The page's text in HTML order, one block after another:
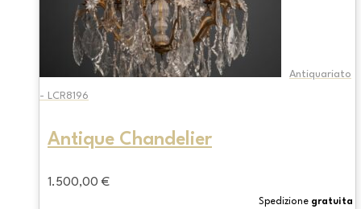
Antiquariato
- LCR8196
Antique Chandelier
1.500,00 €
Spedizione gratuita